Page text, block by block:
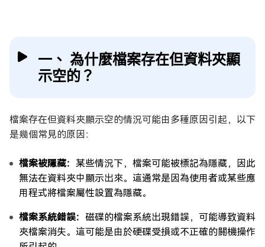
一、 為什麼檔案存在但資料夾顯
示空的？
檔案存在但資料夾顯示空的情況可能由多種原因引起，以下
是幾個常見的原因：
檔案被隱藏： 某些情況下，檔案可能被標記為隱藏，因此
無法在資料夾中顯示出來。這通常是因為使用者或某些應
用程式將檔案屬性設置為隱藏。
檔案系統錯誤： 磁碟的檔案系統出現錯誤，可能導致資料
夾檔案消失。這可能是由於硬碟受損或不正確的關機操作